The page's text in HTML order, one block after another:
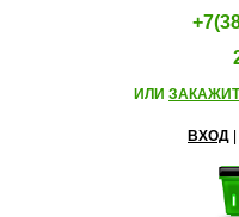
ИЛИ
ВХОД